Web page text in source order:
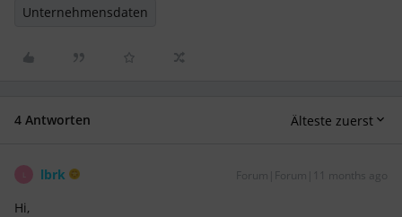
Unternehmensdaten
4 Antworten Älteste zuerst
lbrk Forum|Forum|11 months ago
Hi,